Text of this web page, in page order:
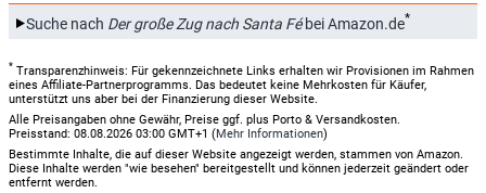
Suche nach Der große Zug nach Santa Fébei Amazon.de*
* Transparenzhinweis: Für gekennzeichnete Links erhalten wir Provisionen im Rahmen
eines Affiliate-Partnerprogramms. Das bedeutet keine Mehrkosten für Käufer,
unterstützt uns aber bei der Finanzierung dieser Website.
Alle Preisangaben ohne Gewähr, Preise ggf. plus Porto & Versandkosten.
Preisstand: 08.08.2026 03:00 GMT+1 (Mehr Informationen)
Bestimmte Inhalte, die auf dieser Website angezeigt werden, stammen von Amazon.
Diese Inhalte werden "wie besehen" bereitgestellt und können jederzeit geändert oder
entfernt werden.